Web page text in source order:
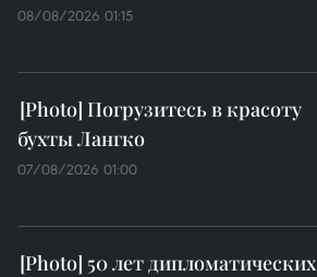
08/08/2026 01:15
Погрузитесь в красоту
бухты Лангко
07/08/2026 01:00
50 лет дипломатических